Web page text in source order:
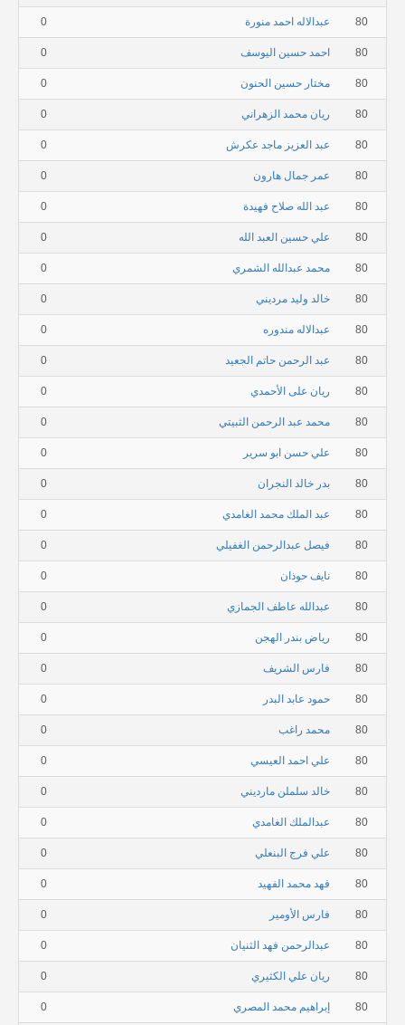
80 عبدالاله احمد منورة 0
80 احمد حسين اليوسف 0
80 مختار حسين الحنون 0
80 ريان محمد الزهراني 0
80 عبد العزيز ماجد عكرش 0
80 عمر جمال هارون 0
80 عبد الله صلاح فهيدة 0
80 علي حسين العبد الله 0
80 محمد عبدالله الشمري 0
80 خالد وليد مرديني 0
80 عبدالاله مندوره 0
80 عبد الرحمن حاتم الجعيد 0
80 ريان على الأحمدي 0
80 محمد عبد الرحمن الثبيتي 0
80 علي حسن ابو سرير 0
80 بدر خالد النجران 0
80 عبد الملك محمد الغامدي 0
80 فيصل عبدالرحمن الغفيلي 0
80 نايف حوذان 0
80 عبدالله عاطف الجمازي 0
80 رياض بندر الهجن 0
80 فارس الشريف 0
80 حمود عابد البدر 0
80 محمد راغب 0
80 علي احمد العيسي 0
80 خالد سلملن مارديني 0
80 عبدالملك الغامدي 0
80 علي فرج البنعلي 0
80 فهد محمد الفهيد 0
80 فارس الأومير 0
80 عبدالرحمن فهد الثنيان 0
80 ريان علي الكثيري 0
80 إبراهيم محمد المصري 0